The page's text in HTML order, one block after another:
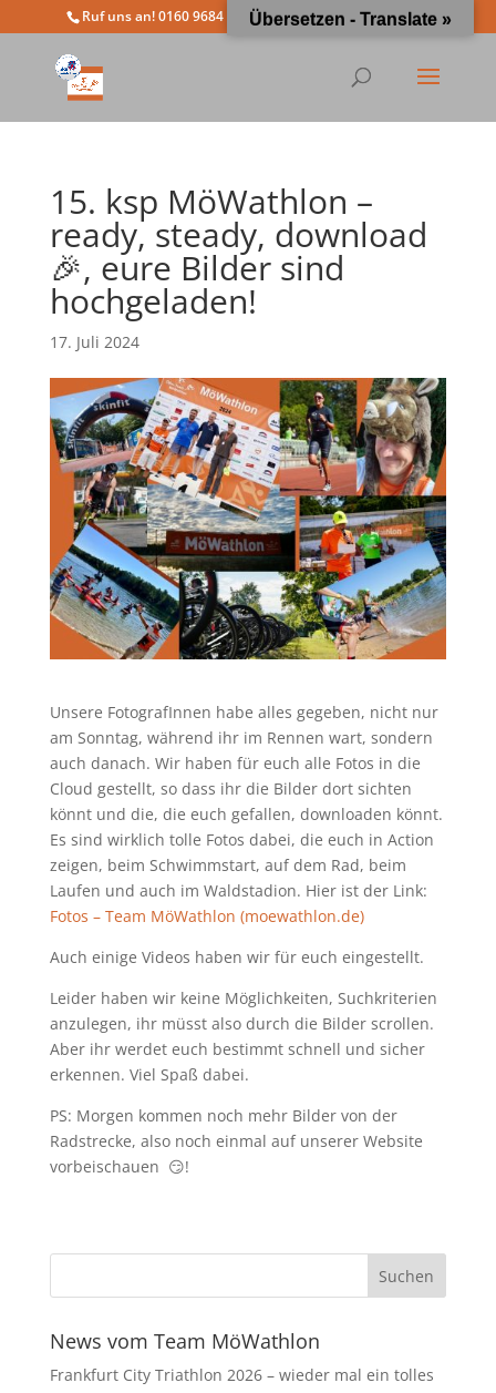
Ruf uns an! 0160 9684 4963 info@moewathlon.de
15. ksp MöWathlon –
ready, steady, download
🎉, eure Bilder sind
hochgeladen!
17. Juli 2024
Unsere FotografInnen habe alles gegeben, nicht nur
am Sonntag, während ihr im Rennen wart, sondern
auch danach. Wir haben für euch alle Fotos in die
Cloud gestellt, so dass ihr die Bilder dort sichten
könnt und die, die euch gefallen, downloaden könnt.
Es sind wirklich tolle Fotos dabei, die euch in Action
zeigen, beim Schwimmstart, auf dem Rad, beim
Laufen und auch im Waldstadion. Hier ist der Link:
Fotos – Team MöWathlon (moewathlon.de)
Auch einige Videos haben wir für euch eingestellt.
Leider haben wir keine Möglichkeiten, Suchkriterien
anzulegen, ihr müsst also durch die Bilder scrollen.
Aber ihr werdet euch bestimmt schnell und sicher
erkennen. Viel Spaß dabei.
PS: Morgen kommen noch mehr Bilder von der
Radstrecke, also noch einmal auf unserer Website
vorbeischauen 😏!
News vom Team MöWathlon
Frankfurt City Triathlon 2026 – wieder mal ein tolles
Übersetzen - Translate »